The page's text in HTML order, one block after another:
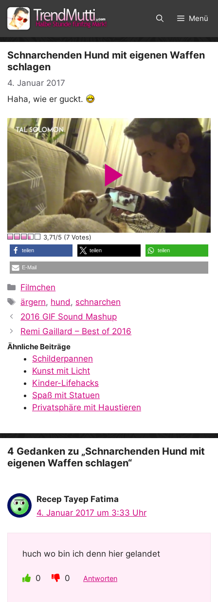
Zum
Inhalt
springen
Menü
Schnarchenden Hund mit eigenen Waffen
schlagen
4. Januar 2017
Haha, wie er guckt.
P
l
a
y
V
d
e
o
3,71/5 (7 Votes)
teilen teilen teilen
E-Mail
Kategorien
Filmchen
Schlagwörter
ärgern, hund, schnarchen
2016 GIF Sound Mashup
Remi Gaillard – Best of 2016
Ähnliche Beiträge
Schilderpannen
Kunst mit Licht
Kinder-Lifehacks
Spaß mit Statuen
Privatsphäre mit Haustieren
4 Gedanken zu „Schnarchenden Hund mit
eigenen Waffen schlagen“
Recep Tayep Fatima
4. Januar 2017 um 3:33 Uhr
huch wo bin ich denn hier gelandet
0 0 Antworten